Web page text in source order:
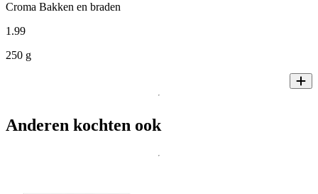
Croma Bakken en braden
1 .99
250 g
Anderen kochten ook